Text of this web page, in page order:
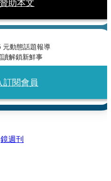
贊助本文
元動態話題報導
讀解鎖新鮮事
訂閱會員
鏡週刊